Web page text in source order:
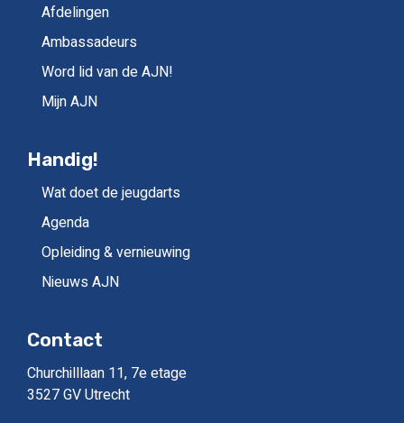
Afdelingen
Ambassadeurs
Word lid van de AJN!
Mijn AJN
Handig!
Wat doet de jeugdarts
Agenda
Opleiding & vernieuwing
Nieuws AJN
Contact
Churchilllaan 11, 7e etage
3527 GV Utrecht